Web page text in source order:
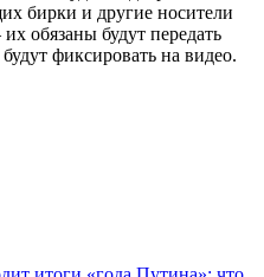
бирки и другие носители
обязаны будут передать
фиксировать на видео.